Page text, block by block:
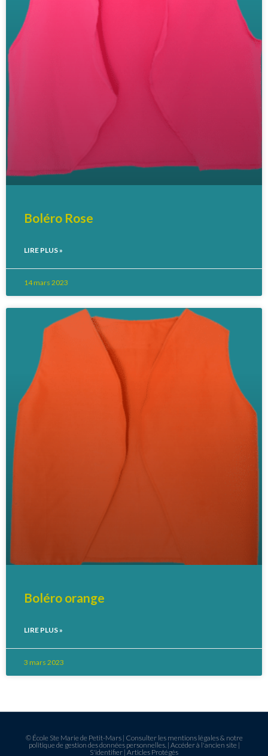
Boléro Rose
LIRE PLUS »
14 mars 2023
Boléro orange
LIRE PLUS »
3 mars 2023
© École Ste Marie de Petit-Mars | Consulter les mentions légales & notre
politique de gestion des données personnelles.| Accéder à l'ancien site |
S'identifier | Articles Protégés